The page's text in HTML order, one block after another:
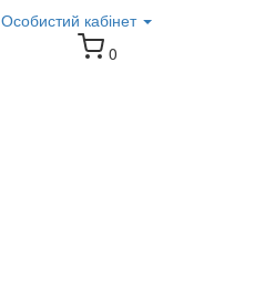
Особистий кабінет
0